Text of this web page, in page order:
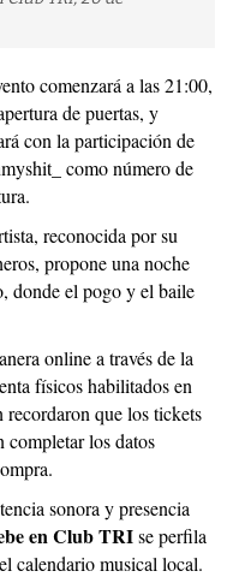
comenzará a las 21:00,
de puertas, y
con la participación de
como número de
reconocida por su
propone una noche
donde el pogo y el baile
online a través de la
físicos habilitados en
que los tickets
completar los datos
sonora y presencia
en Club TRIse perfila
calendario musical local.